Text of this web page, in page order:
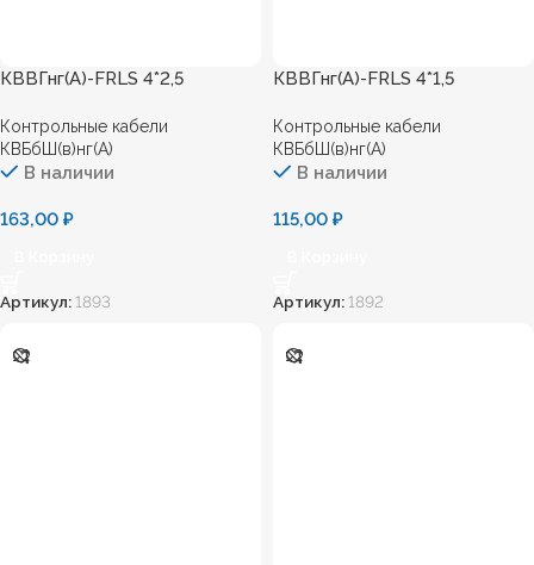
КВВГнг(А)-FRLS 4*2,5
Контрольные кабели
КВБбШ(в)нг(А)
В наличии
163,00 ₽
Артикул: 1893
КВВГнг(А)-FRLS 4*1,5
Контрольные кабели
КВБбШ(в)нг(А)
В наличии
115,00 ₽
Артикул: 1892